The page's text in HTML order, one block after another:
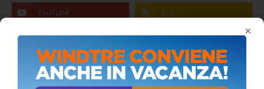
×
ai cittadini
Domenica, Novembre 22, 2020